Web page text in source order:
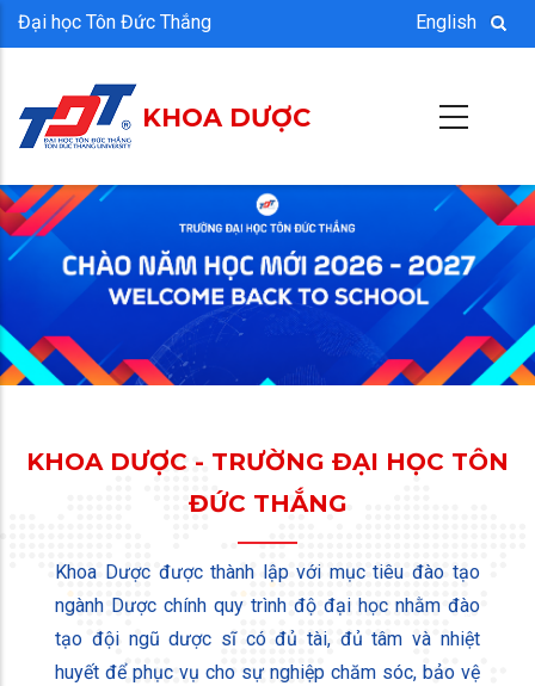
Nhảy
đến
dung
Đại học Tôn Đức Thắng English
KHOA DƯỢC
KHOA DƯỢC - TRƯỜNG ĐẠI HỌC TÔN
ĐỨC THẮNG
Khoa Dược được thành lập với mục tiêu đào tạo
ngành Dược chính quy trình độ đại học nhằm đào
tạo đội ngũ dược sĩ có đủ tài, đủ tâm và nhiệt
huyết để phục vụ cho sự nghiệp chăm sóc, bảo vệ